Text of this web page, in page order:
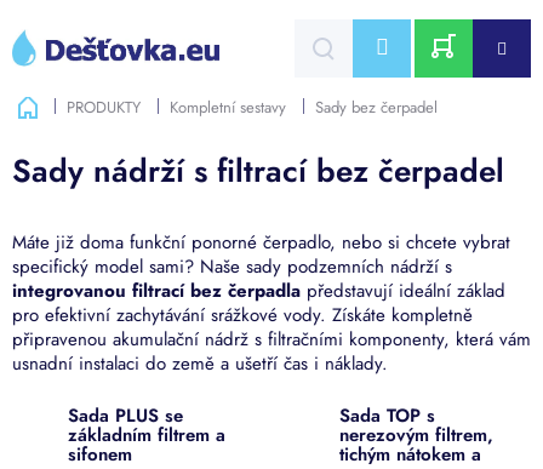
obsah
CZK
NÁKUPNÍ
DomůPRODUKTY Kompletní sestavy Sady bez čerpadel
Sady nádrží s filtrací bez čerpadel
Máte již doma funkční ponorné čerpadlo, nebo si chcete vybrat
specifický model sami? Naše sady podzemních nádrží s
integrovanou filtrací bez čerpadla představují ideální základ
pro efektivní zachytávání srážkové vody. Získáte kompletně
připravenou akumulační nádrž s filtračními komponenty, která vám
usnadní instalaci do země a ušetří čas i náklady.
Sada PLUS se
základním filtrem a
sifonem
Sada TOP s
nerezovým filtrem,
tichým nátokem a